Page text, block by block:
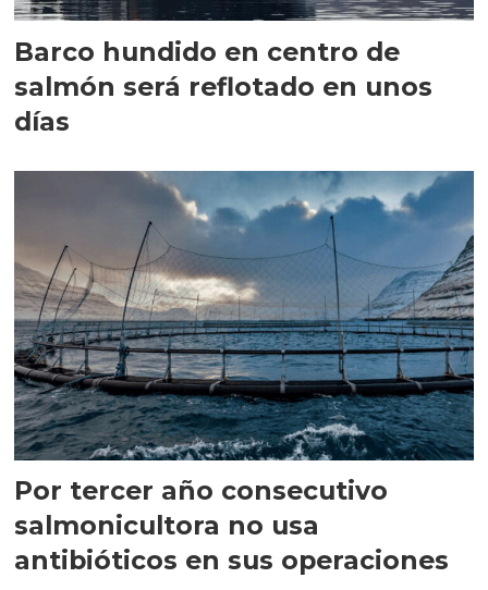
Barco hundido en centro de
salmón será reflotado en unos
días
Por tercer año consecutivo
salmonicultora no usa
antibióticos en sus operaciones